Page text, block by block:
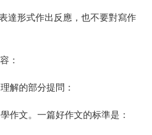
達形式作出反應，也不要對寫作
：
解的部分提問：
作文。一篇好作文的标準是：